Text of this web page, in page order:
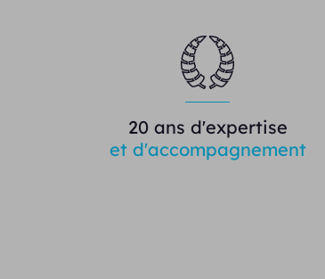
20 ans d'expertise
et d'accompagnement